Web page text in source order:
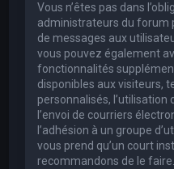
Vous n’êtes pas dans
administrateurs du forum
de messages aux
vous pouvez également
fonctionnalités
disponibles aux visiteurs,
personnalisés, l’utilisation
l’envoi de courriers
l’adhésion à un groupe
vous prend qu’un court
recommandons de le faire.